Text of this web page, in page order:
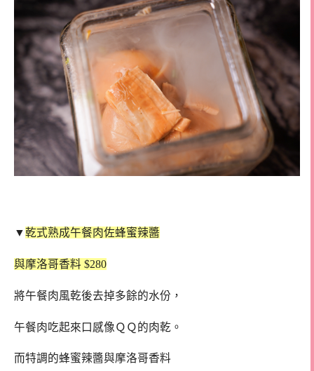
▼乾式熟成午餐肉佐蜂蜜辣醬
與摩洛哥香料 $280
將午餐肉風乾後去掉多餘的水份，
午餐肉吃起來口感像ＱＱ的肉乾。
而特調的蜂蜜辣醬與摩洛哥香料